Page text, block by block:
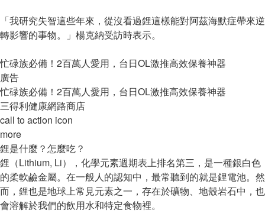
「我研究失智這些年來，從沒看過鋰這樣能對阿茲海默症帶來逆
轉影響的事物。」楊克納受訪時表示。
忙碌族必備！2百萬人愛用，台日OL激推高效保養神器
廣告
忙碌族必備！2百萬人愛用，台日OL激推高效保養神器
三得利健康網路商店
call to action icon
more
鋰是什麼？怎麼吃？
鋰（Lithium, Li），化學元素週期表上排名第三，是一種銀白色
的柔軟鹼金屬。在一般人的認知中，最常聽到的就是鋰電池。然
而，鋰也是地球上常見元素之一，存在於礦物、地殼岩石中，也
會溶解於我們的飲用水和特定食物裡。